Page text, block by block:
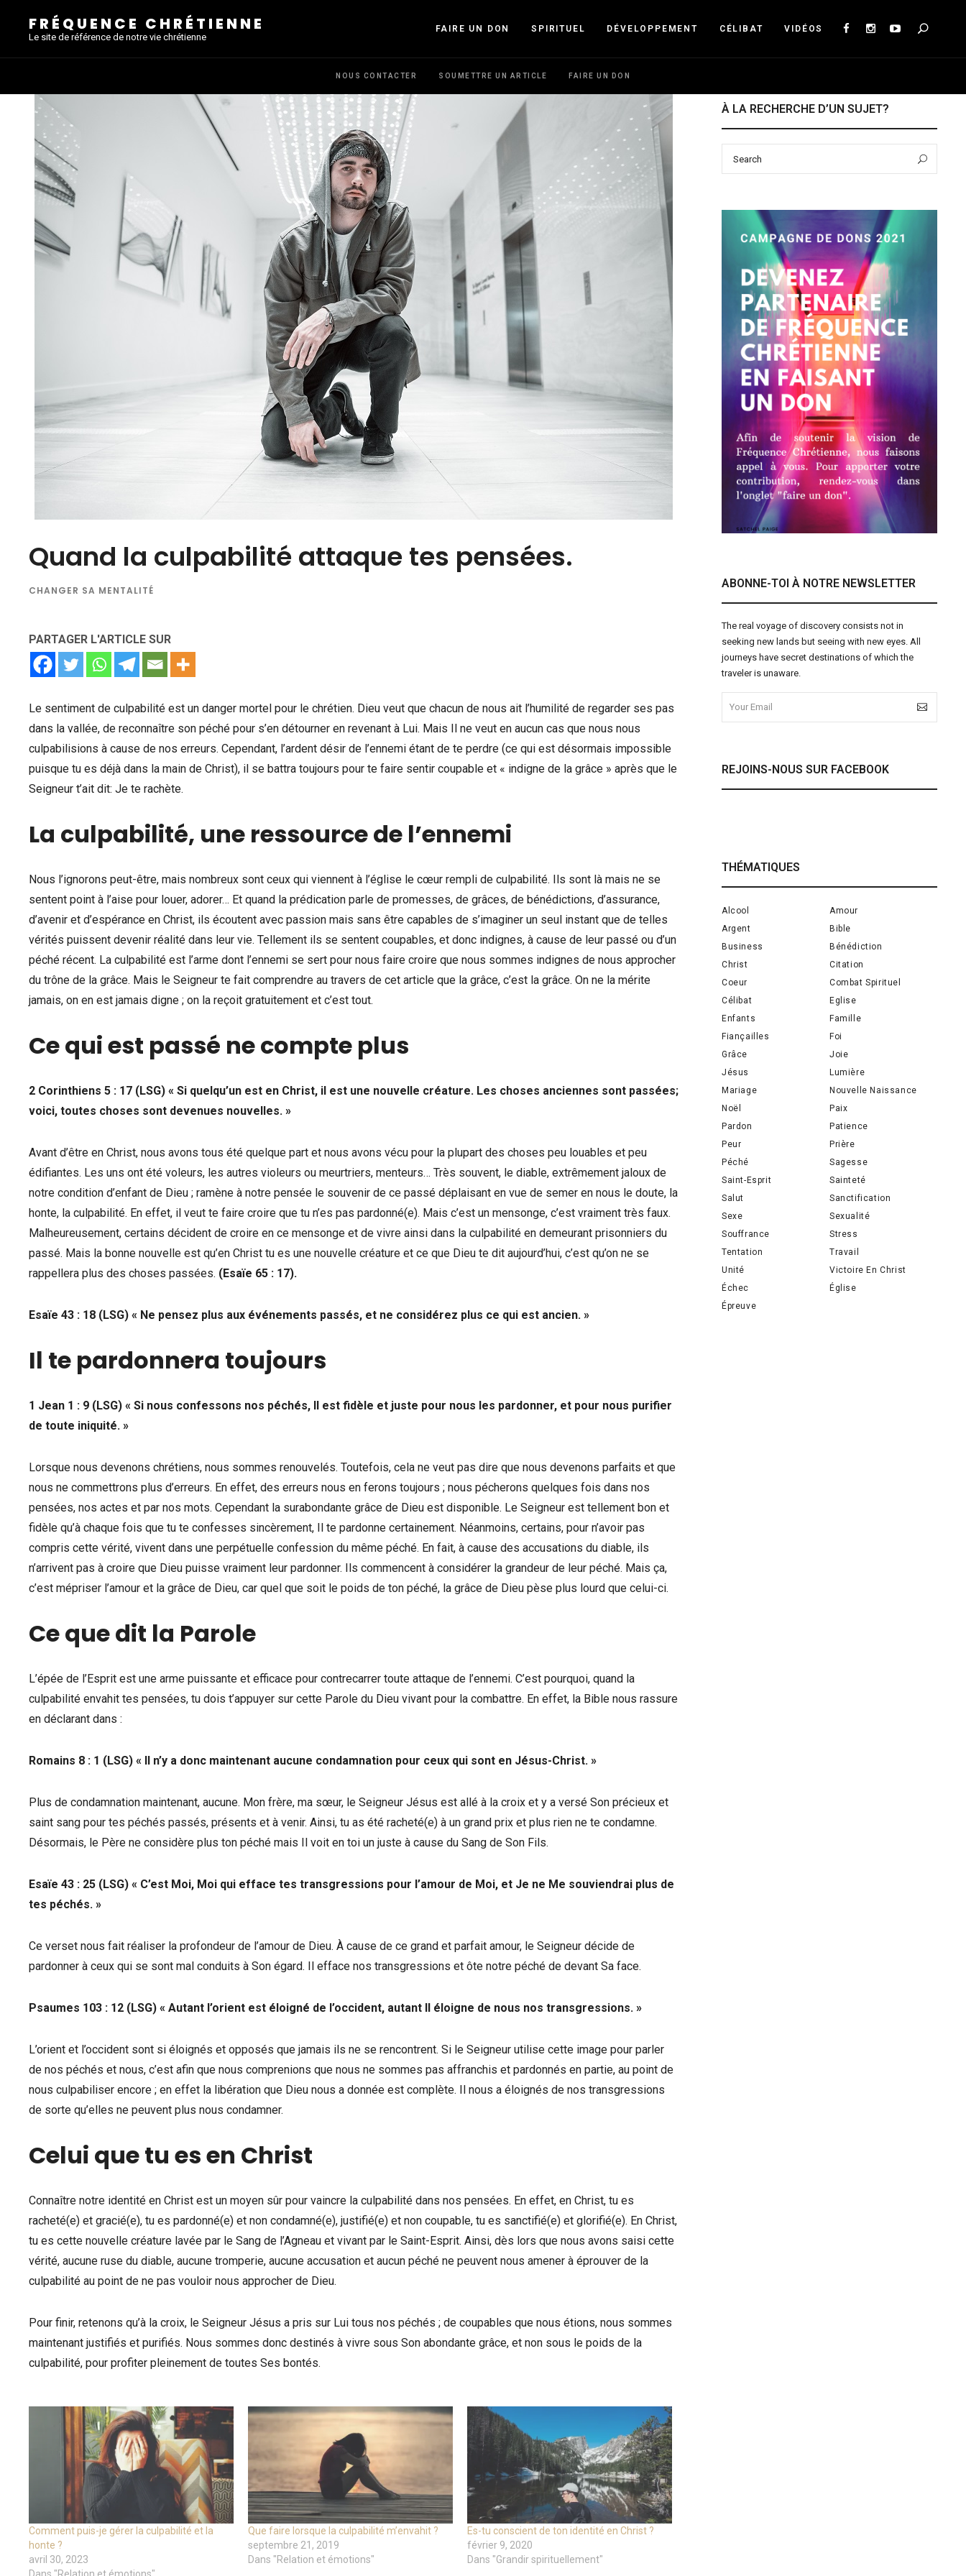
FRÉQUENCE CHRÉTIENNE
Le site de référence de notre vie chrétienne
FAIRE UN DON SPIRITUEL DÉVELOPPEMENT CÉLIBAT VIDÉOS
NOUS CONTACTER SOUMETTRE UN ARTICLE FAIRE UN DON
Quand la culpabilité attaque tes pensées.
CHANGER SA MENTALITÉ
PARTAGER L'ARTICLE SUR
Le sentiment de culpabilité est un danger mortel pour le chrétien. Dieu veut que chacun de nous ait l’humilité de regarder ses pas
dans la vallée, de reconnaître son péché pour s’en détourner en revenant à Lui. Mais Il ne veut en aucun cas que nous nous
culpabilisions à cause de nos erreurs. Cependant, l’ardent désir de l’ennemi étant de te perdre (ce qui est désormais impossible
puisque tu es déjà dans la main de Christ), il se battra toujours pour te faire sentir coupable et « indigne de la grâce » après que le
Seigneur t’ait dit: Je te rachète.
La culpabilité, une ressource de l’ennemi
Nous l’ignorons peut-être, mais nombreux sont ceux qui viennent à l’église le cœur rempli de culpabilité. Ils sont là mais ne se
sentent point à l’aise pour louer, adorer… Et quand la prédication parle de promesses, de grâces, de bénédictions, d’assurance,
d’avenir et d’espérance en Christ, ils écoutent avec passion mais sans être capables de s’imaginer un seul instant que de telles
vérités puissent devenir réalité dans leur vie. Tellement ils se sentent coupables, et donc indignes, à cause de leur passé ou d’un
péché récent. La culpabilité est l’arme dont l’ennemi se sert pour nous faire croire que nous sommes indignes de nous approcher
du trône de la grâce. Mais le Seigneur te fait comprendre au travers de cet article que la grâce, c’est la grâce. On ne la mérite
jamais, on en est jamais digne ; on la reçoit gratuitement et c’est tout.
Ce qui est passé ne compte plus
2 Corinthiens 5 : 17 (LSG) « Si quelqu’un est en Christ, il est une nouvelle créature. Les choses anciennes sont passées;
voici, toutes choses sont devenues nouvelles. »
Avant d’être en Christ, nous avons tous été quelque part et nous avons vécu pour la plupart des choses peu louables et peu
édifiantes. Les uns ont été voleurs, les autres violeurs ou meurtriers, menteurs… Très souvent, le diable, extrêmement jaloux de
notre condition d’enfant de Dieu ; ramène à notre pensée le souvenir de ce passé déplaisant en vue de semer en nous le doute, la
honte, la culpabilité. En effet, il veut te faire croire que tu n’es pas pardonné(e). Mais c’est un mensonge, c’est vraiment très faux.
Malheureusement, certains décident de croire en ce mensonge et de vivre ainsi dans la culpabilité en demeurant prisonniers du
passé. Mais la bonne nouvelle est qu’en Christ tu es une nouvelle créature et ce que Dieu te dit aujourd’hui, c’est qu’on ne se
rappellera plus des choses passées. (Esaïe 65 : 17).
Esaïe 43 : 18 (LSG) « Ne pensez plus aux événements passés, et ne considérez plus ce qui est ancien. »
Il te pardonnera toujours
1 Jean 1 : 9 (LSG) « Si nous confessons nos péchés, Il est fidèle et juste pour nous les pardonner, et pour nous purifier
de toute iniquité. »
Lorsque nous devenons chrétiens, nous sommes renouvelés. Toutefois, cela ne veut pas dire que nous devenons parfaits et que
nous ne commettrons plus d’erreurs. En effet, des erreurs nous en ferons toujours ; nous pécherons quelques fois dans nos
pensées, nos actes et par nos mots. Cependant la surabondante grâce de Dieu est disponible. Le Seigneur est tellement bon et
fidèle qu’à chaque fois que tu te confesses sincèrement, Il te pardonne certainement. Néanmoins, certains, pour n’avoir pas
compris cette vérité, vivent dans une perpétuelle confession du même péché. En fait, à cause des accusations du diable, ils
n’arrivent pas à croire que Dieu puisse vraiment leur pardonner. Ils commencent à considérer la grandeur de leur péché. Mais ça,
c’est mépriser l’amour et la grâce de Dieu, car quel que soit le poids de ton péché, la grâce de Dieu pèse plus lourd que celui-ci.
Ce que dit la Parole
L’épée de l’Esprit est une arme puissante et efficace pour contrecarrer toute attaque de l’ennemi. C’est pourquoi, quand la
culpabilité envahit tes pensées, tu dois t’appuyer sur cette Parole du Dieu vivant pour la combattre. En effet, la Bible nous rassure
en déclarant dans :
Romains 8 : 1 (LSG) « Il n’y a donc maintenant aucune condamnation pour ceux qui sont en Jésus-Christ. »
Plus de condamnation maintenant, aucune. Mon frère, ma sœur, le Seigneur Jésus est allé à la croix et y a versé Son précieux et
saint sang pour tes péchés passés, présents et à venir. Ainsi, tu as été racheté(e) à un grand prix et plus rien ne te condamne.
Désormais, le Père ne considère plus ton péché mais Il voit en toi un juste à cause du Sang de Son Fils.
Esaïe 43 : 25 (LSG) « C’est Moi, Moi qui efface tes transgressions pour l’amour de Moi, et Je ne Me souviendrai plus de
tes péchés. »
Ce verset nous fait réaliser la profondeur de l’amour de Dieu. À cause de ce grand et parfait amour, le Seigneur décide de
pardonner à ceux qui se sont mal conduits à Son égard. Il efface nos transgressions et ôte notre péché de devant Sa face.
Psaumes 103 : 12 (LSG) « Autant l’orient est éloigné de l’occident, autant Il éloigne de nous nos transgressions. »
L’orient et l’occident sont si éloignés et opposés que jamais ils ne se rencontrent. Si le Seigneur utilise cette image pour parler
de nos péchés et nous, c’est afin que nous comprenions que nous ne sommes pas affranchis et pardonnés en partie, au point de
nous culpabiliser encore ; en effet la libération que Dieu nous a donnée est complète. Il nous a éloignés de nos transgressions
de sorte qu’elles ne peuvent plus nous condamner.
Celui que tu es en Christ
Connaître notre identité en Christ est un moyen sûr pour vaincre la culpabilité dans nos pensées. En effet, en Christ, tu es
racheté(e) et gracié(e), tu es pardonné(e) et non condamné(e), justifié(e) et non coupable, tu es sanctifié(e) et glorifié(e). En Christ,
tu es cette nouvelle créature lavée par le Sang de l’Agneau et vivant par le Saint-Esprit. Ainsi, dès lors que nous avons saisi cette
vérité, aucune ruse du diable, aucune tromperie, aucune accusation et aucun péché ne peuvent nous amener à éprouver de la
culpabilité au point de ne pas vouloir nous approcher de Dieu.
Pour finir, retenons qu’à la croix, le Seigneur Jésus a pris sur Lui tous nos péchés ; de coupables que nous étions, nous sommes
maintenant justifiés et purifiés. Nous sommes donc destinés à vivre sous Son abondante grâce, et non sous le poids de la
culpabilité, pour profiter pleinement de toutes Ses bontés.
Comment puis-je gérer la culpabilité et la
honte ?
avril 30, 2023
Dans "Relation et émotions"
Que faire lorsque la culpabilité m’envahit ?
septembre 21, 2019
Dans "Relation et émotions"
Es-tu conscient de ton identité en Christ ?
février 9, 2020
Dans "Grandir spirituellement"
À LA RECHERCHE D’UN SUJET?
ABONNE-TOI À NOTRE NEWSLETTER
The real voyage of discovery consists not in
seeking new lands but seeing with new eyes. All
journeys have secret destinations of which the
traveler is unaware.
REJOINS-NOUS SUR FACEBOOK
THÉMATIQUES
Alcool
Amour
Argent
Bible
Business
Bénédiction
Christ
Citation
Coeur
Combat Spirituel
Célibat
Eglise
Enfants
Famille
Fiançailles
Foi
Grâce
Joie
Jésus
Lumière
Mariage
Nouvelle Naissance
Noël
Paix
Pardon
Patience
Peur
Prière
Péché
Sagesse
Saint-Esprit
Sainteté
Salut
Sanctification
Sexe
Sexualité
Souffrance
Stress
Tentation
Travail
Unité
Victoire En Christ
Échec
Église
Épreuve